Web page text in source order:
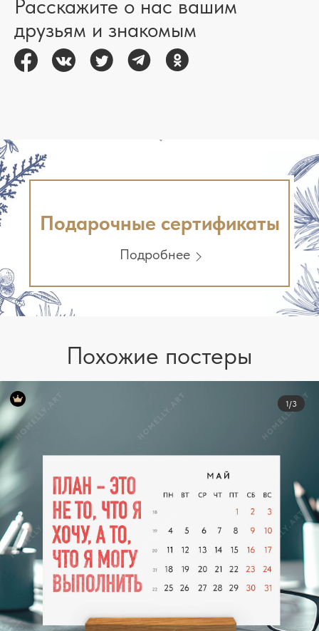
Расскажите о нас вашим
друзьям и знакомым
Подарочные сертификаты
Подробнее
Похожие постеры
1/3